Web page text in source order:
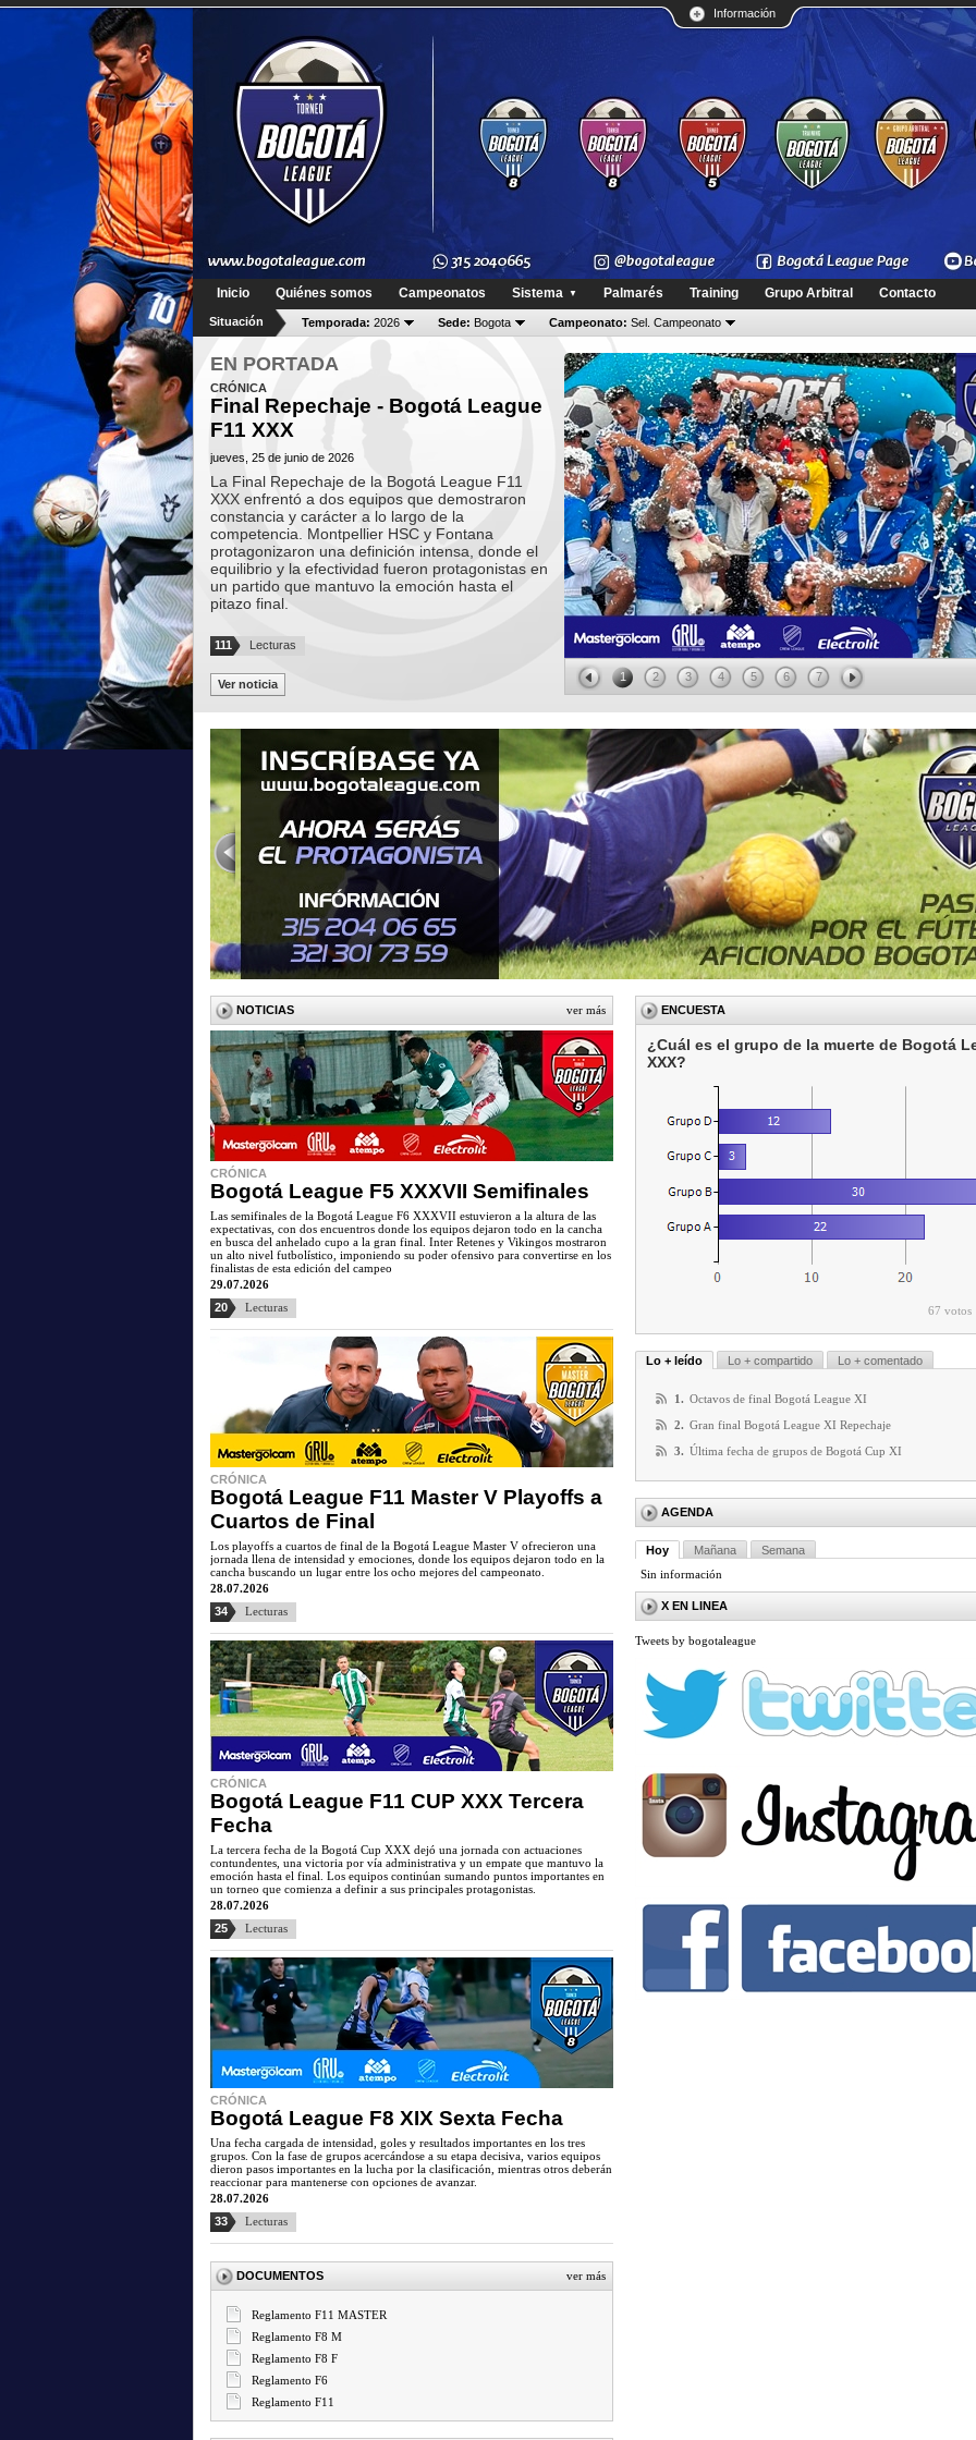
Información
Inicio Quiénes somos Campeonatos Sistema ▼ Palmarés Training Grupo Arbitral Contacto
Situación Temporada: 2026 Sede: Bogota Campeonato: Sel. Campeonato
EN PORTADA
CRÓNICA
Final Repechaje - Bogotá League
F11 XXX
jueves, 25 de junio de 2026
La Final Repechaje de la Bogotá League F11
XXX enfrentó a dos equipos que demostraron
constancia y carácter a lo largo de la
competencia. Montpellier HSC y Fontana
protagonizaron una definición intensa, donde el
equilibrio y la efectividad fueron protagonistas en
un partido que mantuvo la emoción hasta el
pitazo final.
111 Lecturas
Ver noticia
Montpellier HSC
1 2 3 4 5 6 7
NOTICIAS ver más
CRÓNICA
Bogotá League F5 XXXVII Semifinales
Las semifinales de la Bogotá League F6 XXXVII estuvieron a la altura de las
expectativas, con dos encuentros donde los equipos dejaron todo en la cancha
en busca del anhelado cupo a la gran final. Inter Retenes y Vikingos mostraron
un alto nivel futbolístico, imponiendo su poder ofensivo para convertirse en los
finalistas de esta edición del campeo
29.07.2026
20
Lecturas
CRÓNICA
Bogotá League F11 Master V Playoffs a
Cuartos de Final
Los playoffs a cuartos de final de la Bogotá League Master V ofrecieron una
jornada llena de intensidad y emociones, donde los equipos dejaron todo en la
cancha buscando un lugar entre los ocho mejores del campeonato.
28.07.2026
34
Lecturas
CRÓNICA
Bogotá League F11 CUP XXX Tercera
Fecha
La tercera fecha de la Bogotá Cup XXX dejó una jornada con actuaciones
contundentes, una victoria por vía administrativa y un empate que mantuvo la
emoción hasta el final. Los equipos continúan sumando puntos importantes en
un torneo que comienza a definir a sus principales protagonistas.
28.07.2026
25
Lecturas
CRÓNICA
Bogotá League F8 XIX Sexta Fecha
Una fecha cargada de intensidad, goles y resultados importantes en los tres
grupos. Con la fase de grupos acercándose a su etapa decisiva, varios equipos
dieron pasos importantes en la lucha por la clasificación, mientras otros deberán
reaccionar para mantenerse con opciones de avanzar.
28.07.2026
33
Lecturas
DOCUMENTOS ver más
Reglamento F11 MASTER
Reglamento F8 M
Reglamento F8 F
Reglamento F6
Reglamento F11
ENCUESTA
¿Cuál es el grupo de la muerte de Bogotá
XXX?
67 votos
Lo + leído Lo + compartido Lo + comentado
1. Octavos de final Bogotá League XI
2. Gran final Bogotá League XI Repechaje
3. Última fecha de grupos de Bogotá Cup XI
AGENDA
Hoy Mañana
Semana
Sin información
X EN LINEA
Tweets by bogotaleague